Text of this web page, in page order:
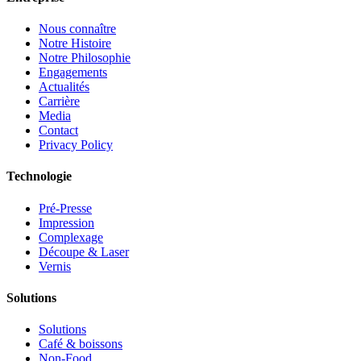
Nous connaître
Notre Histoire
Notre Philosophie
Engagements
Actualités
Carrière
Media
Contact
Privacy Policy
Technologie
Pré-Presse
Impression
Complexage
Découpe & Laser
Vernis
Solutions
Solutions
Café & boissons